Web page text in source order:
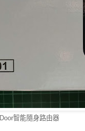
智能隨身路由器